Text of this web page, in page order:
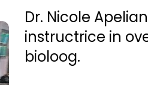
Dr. Nicole
instructrice in
bioloog.